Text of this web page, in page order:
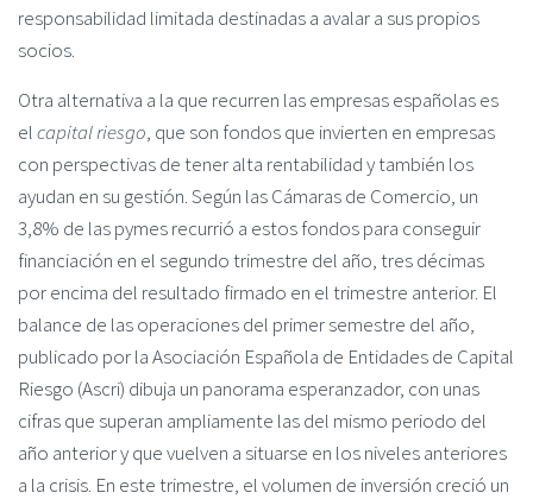
responsabilidad limitada destinadas a avalar a sus propios
socios.
Otra alternativa a la que recurren las empresas españolas es
elcapital riesgo, que son fondos que invierten en empresas
con perspectivas de tener alta rentabilidad y también los
ayudan en su gestión. Según las Cámaras de Comercio, un
3,8% de las pymes recurrió a estos fondos para conseguir
financiación en el segundo trimestre del año, tres décimas
por encima del resultado firmado en el trimestre anterior. El
balance de las operaciones del primer semestre del año,
publicado por la Asociación Española de Entidades de Capital
Riesgo (Ascri) dibuja un panorama esperanzador, con unas
cifras que superan ampliamente las del mismo periodo del
año anterior y que vuelven a situarse en los niveles anteriores
a la crisis. En este trimestre, el volumen de inversión creció un